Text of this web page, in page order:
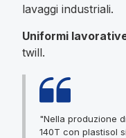
lavaggi industriali.
Uniformi
twill.
"Nella produzione
140T con plastisol